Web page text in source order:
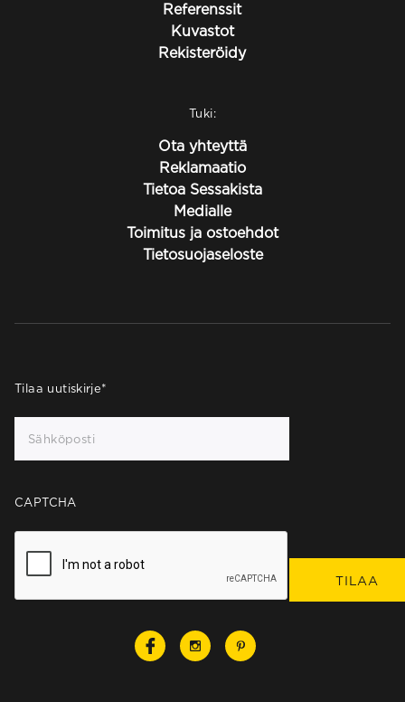
Referenssit
Kuvastot
Rekisteröidy
Tuki:
Ota yhteyttä
Reklamaatio
Tietoa Sessakista
Medialle
Toimitus ja ostoehdot
Tietosuojaseloste
Tilaa uutiskirje*
CAPTCHA